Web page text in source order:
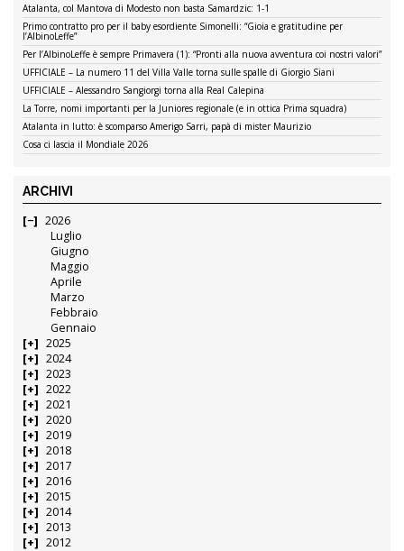
Atalanta, col Mantova di Modesto non basta Samardzic: 1-1
Primo contratto pro per il baby esordiente Simonelli: “Gioia e gratitudine per
l’AlbinoLeffe”
Per l’AlbinoLeffe è sempre Primavera (1): “Pronti alla nuova avventura coi nostri valori”
UFFICIALE – La numero 11 del Villa Valle torna sulle spalle di Giorgio Siani
UFFICIALE – Alessandro Sangiorgi torna alla Real Calepina
La Torre, nomi importanti per la Juniores regionale (e in ottica Prima squadra)
Atalanta in lutto: è scomparso Amerigo Sarri, papà di mister Maurizio
Cosa ci lascia il Mondiale 2026
ARCHIVI
2026
Luglio
Giugno
Maggio
Aprile
Marzo
Febbraio
Gennaio
2025
2024
2023
2022
2021
2020
2019
2018
2017
2016
2015
2014
2013
2012